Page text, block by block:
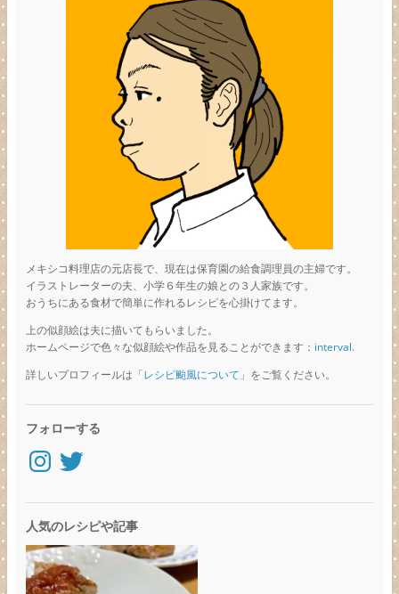
メキシコ料理店の元店長で、現在は保育園の給食調理員の主婦です。
イラストレーターの夫、小学６年生の娘との３人家族です。
おうちにある食材で簡単に作れるレシピを心掛けてます。
上の似顔絵は夫に描いてもらいました。
ホームページで色々な似顔絵や作品を見ることができます： interval.
詳しいプロフィールは「レシピ颱風について 」をご覧ください。
フォローする
Instagram
Twitter
人気のレシピや記事